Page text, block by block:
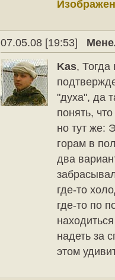
07.05.08 [19:53]
Kas, Тогда
"духа", да
понять,
но тут же:
горам в
два
где-то
где-то по
надеть за
этом